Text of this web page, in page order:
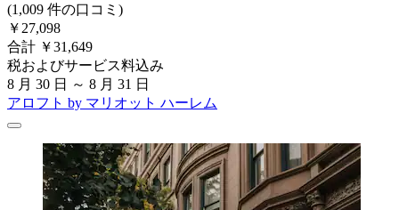
(1,009 件の口コミ)
￥27,098
合計 ￥31,649
税およびサービス料込み
8 月 30 日 ～ 8 月 31 日
アロフト by マリオット ハーレム